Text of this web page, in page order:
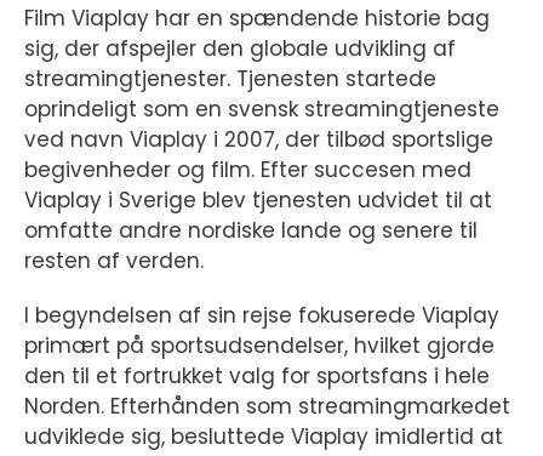
Film Viaplay har en spændende historie bag
sig, der afspejler den globale udvikling af
streamingtjenester. Tjenesten startede
oprindeligt som en svensk streamingtjeneste
ved navn Viaplay i 2007, der tilbød sportslige
begivenheder og film. Efter succesen med
Viaplay i Sverige blev tjenesten udvidet til at
omfatte andre nordiske lande og senere til
resten af verden.
I begyndelsen af sin rejse fokuserede Viaplay
primært på sportsudsendelser, hvilket gjorde
den til et fortrukket valg for sportsfans i hele
Norden. Efterhånden som streamingmarkedet
udviklede sig, besluttede Viaplay imidlertid at